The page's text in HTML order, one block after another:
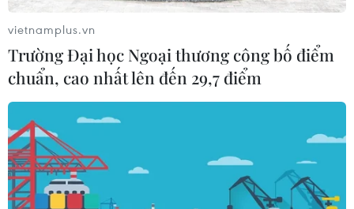
vietnamplus.vn
Trường Đại học Ngoại thương công bố điểm
chuẩn, cao nhất lên đến 29,7 điểm